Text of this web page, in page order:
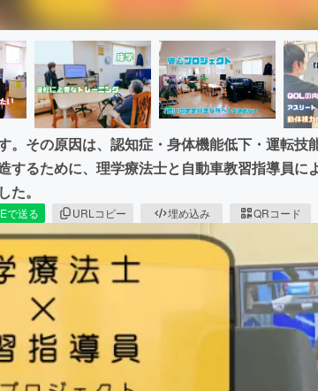
。その原因は、認知症・身体機能低下・運転技
するために、理学療法士と自動車教習指導員に
。
で送る URLコピー 埋め込み QRコード